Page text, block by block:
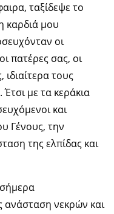
ταξίδεψε το
καρδιά μου
οι
πατέρες σας, οι
ιδιαίτερα τους
με τα κεράκια
και
Γένους, την
της ελπίδας και
νεκρών και